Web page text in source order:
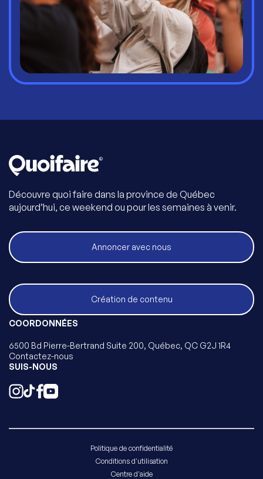
Découvre quoi faire dans la province de Québec
aujourd’hui, ce weekend ou pour les semaines à venir.
Annoncer avec nous
Création de contenu
COORDONNÉES
6500 Bd Pierre-Bertrand Suite 200, Québec, QC G2J 1R4
Contactez-nous
SUIS-NOUS
Politique de confidentialité
Conditions d'utilisation
Centre d'aide